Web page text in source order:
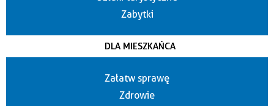
Zabytki
DLA MIESZKAŃCA
Załatw sprawę
Zdrowie